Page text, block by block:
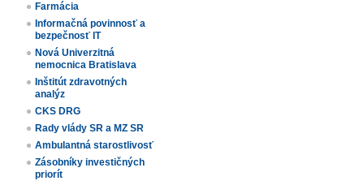
Farmácia
Informačná povinnosť a
bezpečnosť IT
Nová Univerzitná
nemocnica Bratislava
Inštitút zdravotných
analýz
CKS DRG
Rady vlády SR a MZ SR
Ambulantná starostlivosť
Zásobníky investičných
priorít